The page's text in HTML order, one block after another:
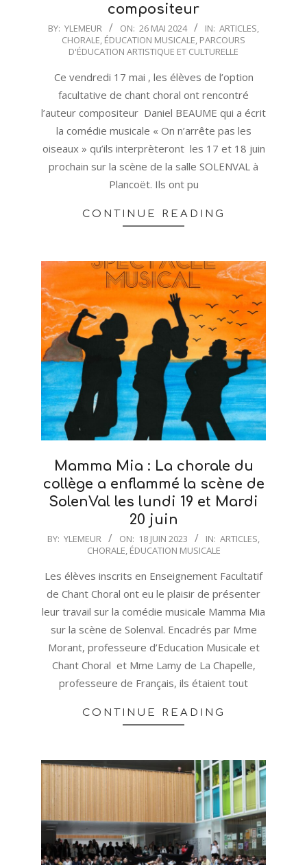
compositeur
2024-
BY: YLEMEUR ON: 26 MAI 2024 IN: ARTICLES,
CHORALE, ÉDUCATION MUSICALE, PARCOURS
D'ÉDUCATION ARTISTIQUE ET CULTURELLE
Ce vendredi 17 mai , les élèves de l’option
facultative de chant choral ont rencontré
l’auteur compositeur Daniel BEAUME qui a écrit
la comédie musicale « On n’arrête pas les
oiseaux » qu’ils interprèteront les 17 et 18 juin
prochain sur la scène de la salle SOLENVAL à
Plancoët. Ils ont pu
CONTINUE READING
Mamma Mia : La chorale du
collège a enflammé la scène de
SolenVal les lundi 19 et Mardi
20 juin
2023-
18
BY: YLEMEUR ON: 18 JUIN 2023 IN: ARTICLES,
CHORALE, ÉDUCATION MUSICALE
Les élèves inscrits en Enseignement Facultatif
de Chant Choral ont eu le plaisir de présenter
leur travail sur la comédie musicale Mamma Mia
sur la scène de Solenval. Encadrés par Mme
Morant, professeure d’Education Musicale et
Chant Choral et Mme Lamy de La Chapelle,
professeure de Français, ils étaient tout
CONTINUE READING